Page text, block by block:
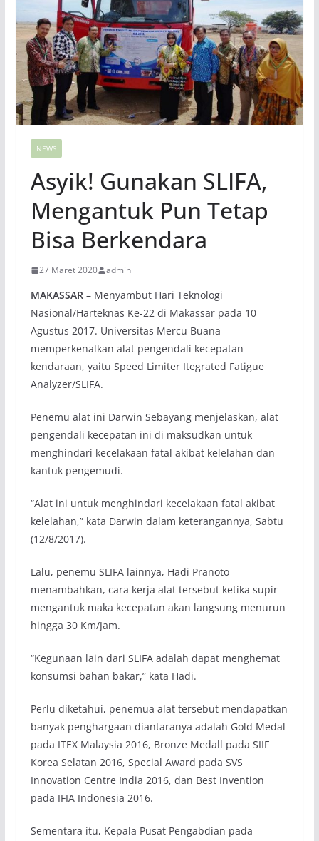
NEWS
Asyik! Gunakan SLIFA,
Mengantuk Pun Tetap
Bisa Berkendara
27 Maret 2020 admin
MAKASSAR– Menyambut Hari Teknologi
Nasional/Harteknas Ke-22 di Makassar pada 10
Agustus 2017. Universitas Mercu Buana
memperkenalkan alat pengendali kecepatan
kendaraan, yaitu Speed Limiter Itegrated Fatigue
Analyzer/SLIFA.
Penemu alat ini Darwin Sebayang menjelaskan, alat
pengendali kecepatan ini di maksudkan untuk
menghindari kecelakaan fatal akibat kelelahan dan
kantuk pengemudi.
“Alat ini untuk menghindari kecelakaan fatal akibat
kelelahan,” kata Darwin dalam keterangannya, Sabtu
(12/8/2017).
Lalu, penemu SLIFA lainnya, Hadi Pranoto
menambahkan, cara kerja alat tersebut ketika supir
mengantuk maka kecepatan akan langsung menurun
hingga 30 Km/Jam.
“Kegunaan lain dari SLIFA adalah dapat menghemat
konsumsi bahan bakar,” kata Hadi.
Perlu diketahui, penemua alat tersebut mendapatkan
banyak penghargaan diantaranya adalah Gold Medal
pada ITEX Malaysia 2016, Bronze Medall pada SIIF
Korea Selatan 2016, Special Award pada SVS
Innovation Centre India 2016, dan Best Invention
pada IFIA Indonesia 2016.
Sementara itu, Kepala Pusat Pengabdian pada